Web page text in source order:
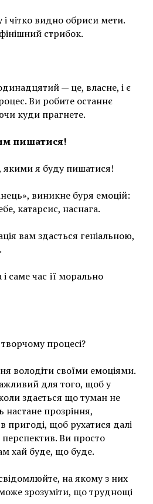
і чітко видно обриси мети.
стрибок.
— це, власне, і є
Ви робите останнє
куди прагнете.
пишатися!
якими я буду пишатися!
виникне буря емоцій:
катарсис, наснага.
вам здасться геніальною,
саме час її морально
процесі?
володіти своїми емоціями.
для того, щоб у
здається що туман не
настане прозріння,
пригоді, щоб рухатися далі
Ви просто
хай буде, що буде.
на якому з них
зрозуміти, що труднощі